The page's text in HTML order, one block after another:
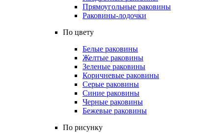
Прямоугольные раковины
Раковины-лодочки
По цвету
Белые раковины
Желтые раковины
Зеленые раковины
Коричневые раковины
Серые раковины
Синие раковины
Черные раковины
Бежевые раковины
По рисунку